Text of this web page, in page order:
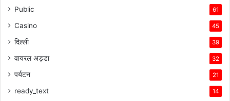
Public 61
Casino 45
दिल्ली 39
वायरल अड्डा 32
पर्यटन 21
ready_text 14